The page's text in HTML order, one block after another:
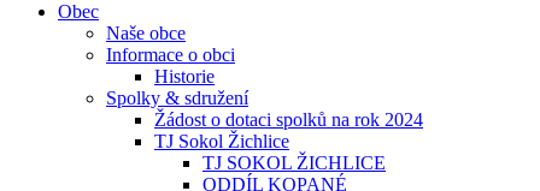
Obec
Naše obce
Informace o obci
Historie
Spolky & sdružení
Žádost o dotaci spolků na rok 2024
TJ Sokol Žichlice
TJ SOKOL ŽICHLICE
ODDÍL KOPANÉ